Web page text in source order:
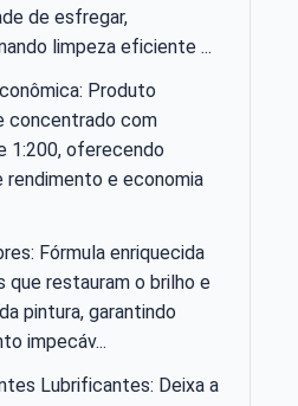
de esfregar,
limpeza eficiente ...
Produto
concentrado com
1:200, oferecendo
e economia
Fórmula enriquecida
que restauram o brilho e
pintura, garantindo
impecáv...
Lubrificantes: Deixa a